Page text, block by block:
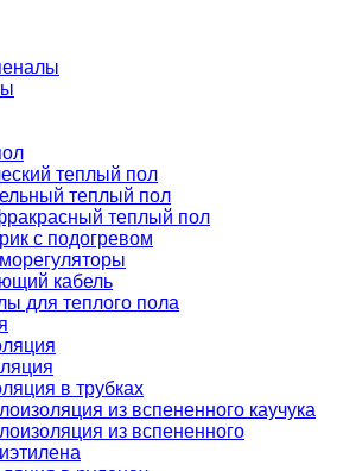
теплый пол
теплый пол
теплый пол
с подогревом
кабель
для теплого пола
в трубках
из вспененного каучука
из вспененного